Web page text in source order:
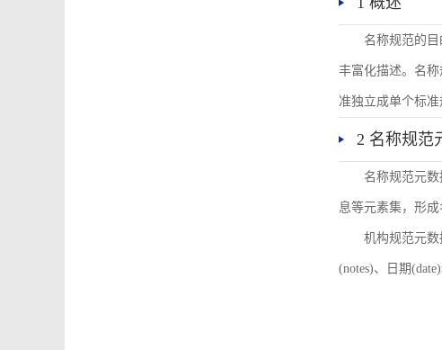
名称规范的
丰富化描述。名
准独立成单个标准
2 名称规范
名称规范元
息等元素集，形成
机构规范元数
(notes)、日期